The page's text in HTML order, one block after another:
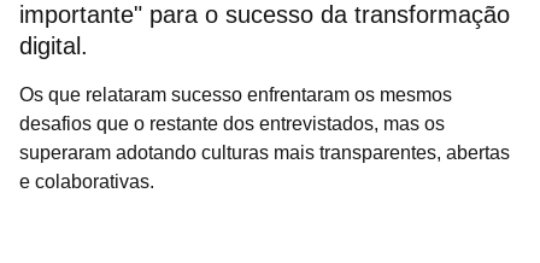
importante" para o sucesso da transformação
digital.
Os que relataram sucesso enfrentaram os mesmos
desafios que o restante dos entrevistados, mas os
superaram adotando culturas mais transparentes, abertas
e colaborativas.